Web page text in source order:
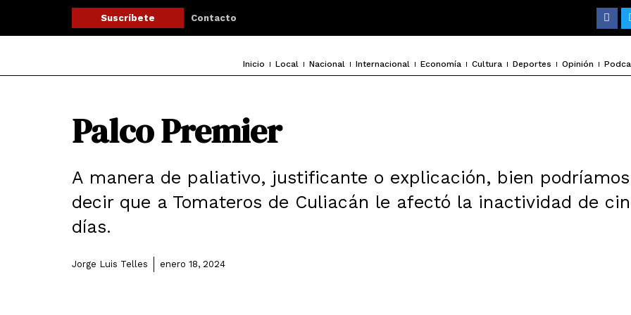
contenido
Suscríbete Contacto
F
a
c
o
o
Inicio Local Nacional Internacional Economía Cultura Deportes Opinión
Palco Premier
A manera de paliativo, justificante o explicación, bien podríamos
decir que a Tomateros de Culiacán le afectó la inactividad de
días.
Jorge Luis Telles enero 18, 2024